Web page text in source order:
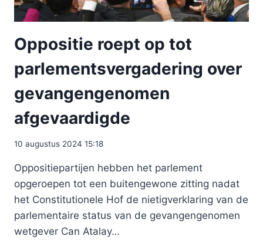
Oppositie roept op tot
parlementsvergadering over
gevangengenomen
afgevaardigde
10 augustus 2024 15:18
Oppositiepartijen hebben het parlement
opgeroepen tot een buitengewone zitting nadat
het Constitutionele Hof de nietigverklaring van de
parlementaire status van de gevangengenomen
wetgever Can Atalay…